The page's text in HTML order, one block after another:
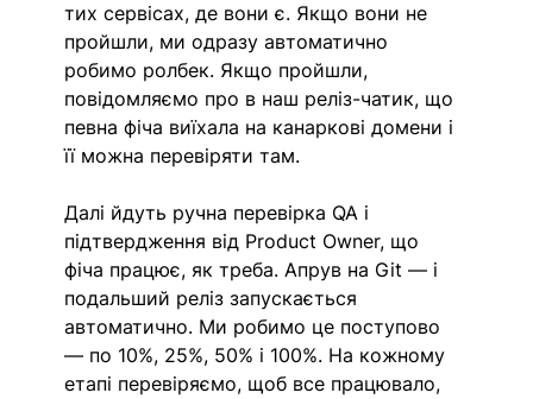
тих сервісах, де вони є. Якщо вони не
пройшли, ми одразу автоматично
робимо ролбек. Якщо пройшли,
повідомляємо про в наш реліз-чатик, що
певна фіча виїхала на канаркові домени і
її можна перевіряти там.
Далі йдуть ручна перевірка QA і
підтвердження від Product Owner, що
фіча працює, як треба. Апрув на Git — і
подальший реліз запускається
автоматично. Ми робимо це поступово
— по 10%, 25%, 50% і 100%. На кожному
етапі перевіряємо, щоб все працювало,